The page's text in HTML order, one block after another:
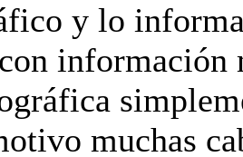
y lo
información
muchas